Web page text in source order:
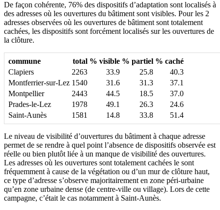
De façon cohérente, 76% des dispositifs d’adaptation sont localisés à
des adresses où les ouvertures du bâtiment sont visibles. Pour les 2
adresses observées où les ouvertures de bâtiment sont totalement
cachées, les dispositifs sont forcément localisés sur les ouvertures de
la clôture.
commune total % visible % partiel % caché
Clapiers
2263 33.9 25.8
40.3
Montferrier-sur-Lez 1540 31.6 31.3
37.1
Montpellier
2443 44.5 18.5
37.0
Prades-le-Lez
1978 49.1 26.3
24.6
Saint-Aunès
1581 14.8 33.8 51.4
Le niveau de visibilité d’ouvertures du bâtiment à chaque adresse
permet de se rendre à quel point l’absence de dispositifs observée est
réelle ou bien plutôt liée à un manque de visibilité des ouvertures.
Les adresses où les ouvertures sont totalement cachées le sont
fréquemment à cause de la végétation ou d’un mur de clôture haut,
ce type d’adresse s’observe majoritairement en zone péri-urbaine
qu’en zone urbaine dense (de centre-ville ou village). Lors de cette
campagne, c’était le cas notamment à Saint-Aunès.